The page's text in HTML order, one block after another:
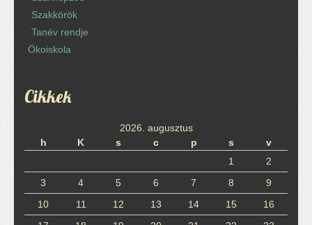
Szakkörök
Tanév rendje
Ökoiskola
Cikkek
2026. augusztus
h
K s c p s
v
1
2
3
4 5 6 7 8
9
10
11 12 13 14 15
16